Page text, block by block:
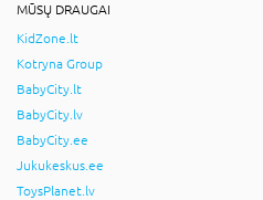
MŪSŲ DRAUGAI
KidZone.lt
Kotryna Group
BabyCity.lt
BabyCity.lv
BabyCity.ee
Jukukeskus.ee
ToysPlanet.lv